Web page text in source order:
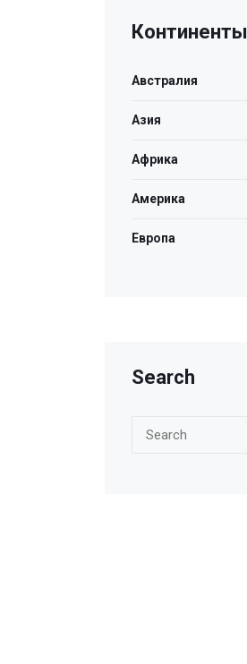
Континенты
Австралия
Азия
Африка
Америка
Европа
Search